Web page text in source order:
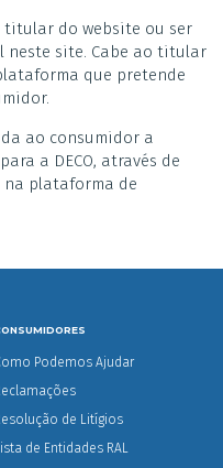
titular do website ou ser
site. Cabe ao titular
que pretende
ao consumidor a
a DECO, através de
na plataforma de
Podemos Ajudar
de Litígios
de Entidades RAL